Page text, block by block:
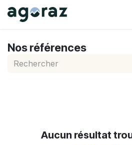
Se rendre au contenu
Nos références
Aucun résultat